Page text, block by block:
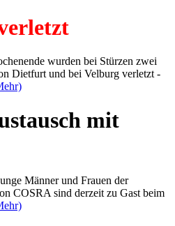
wurden bei Stürzen zwei
Dietfurt und bei Velburg verletzt -
mit
Männer und Frauen der
COSRA sind derzeit zu Gast beim